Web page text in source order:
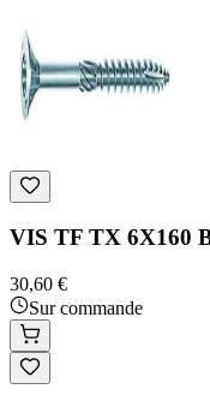
VIS TF TX 6X160
30,60 €
Sur commande